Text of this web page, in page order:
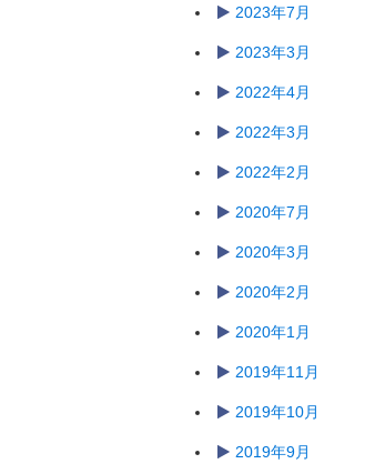
2023年7月
2023年3月
2022年4月
2022年3月
2022年2月
2020年7月
2020年3月
2020年2月
2020年1月
2019年11月
2019年10月
2019年9月